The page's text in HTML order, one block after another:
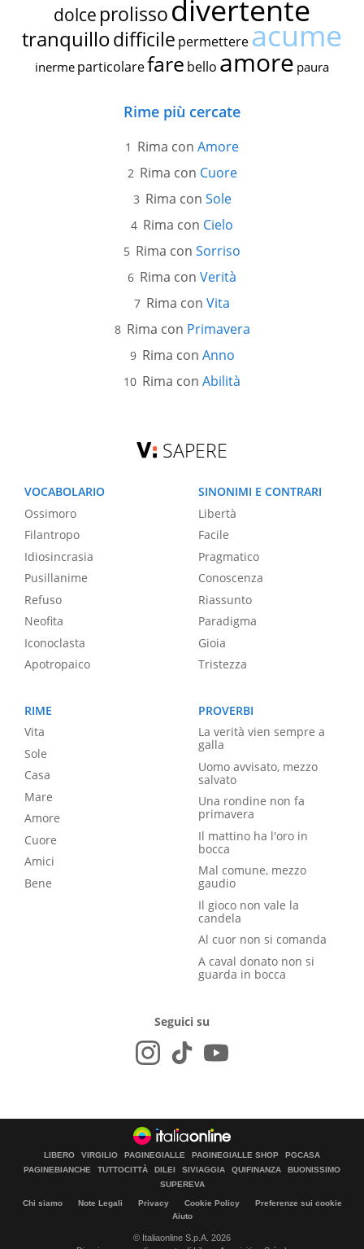
dolce prolissodivertente
tranquillodifficile permettereacume
inerme particolarefare bello amore paura
Rime più cercate
Rima con Amore
Rima con Cuore
Rima con Sole
Rima con Cielo
Rima con Sorriso
Rima con Verità
Rima con Vita
Rima con Primavera
Rima con Anno
Rima con Abilità
SAPERE
VOCABOLARIO
Ossimoro
Filantropo
Idiosincrasia
Pusillanime
Refuso
Neofita
Iconoclasta
Apotropaico
SINONIMI E CONTRARI
Libertà
Facile
Pragmatico
Conoscenza
Riassunto
Paradigma
Gioia
Tristezza
RIME
Vita
Sole
Casa
Mare
Amore
Cuore
Amici
Bene
PROVERBI
La verità vien sempre a
galla
Uomo avvisato, mezzo
salvato
Una rondine non fa
primavera
Il mattino ha l'oro in
bocca
Mal comune, mezzo
gaudio
Il gioco non vale la
candela
Al cuor non si comanda
A caval donato non si
guarda in bocca
Seguici su
LIBERO VIRGILIO PAGINEGIALLE PAGINEGIALLE SHOP
PGCASA
PAGINEBIANCHE
TUTTOCITTÀ DILEI SIVIAGGIA QUIFINANZA
BUONISSIMO
SUPEREVA
Chi siamo Note Legali Privacy Cookie Policy
Preferenze sui cookie
Aiuto
© Italiaonline S.p.A. 2026